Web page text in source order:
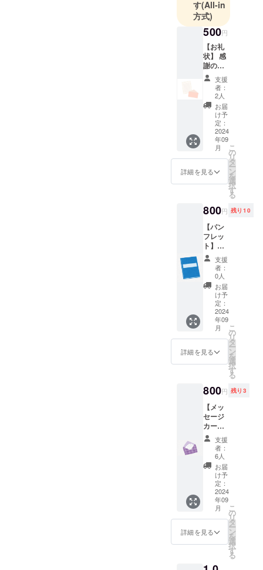
を制作する
など活動を
続け、規制
が緩和され
た昨年から
はコロナ禍
以前と同様
の活動を取
り戻してい
10月には10
周年ライブ
を開催し、
期を超えた
てますます
サークルを
盛り上げて
いきたいと
いう思いを
再確認しま
した。
いよいよ11
年目に突入
し、多くの
新入生を迎
え部員も120
丸となって
サマーライ
ブを、ぜひ
楽しみにし
ていてくだ
さい！
す(All-in
方式)
500円
【お礼
状】 感
謝の気
持ちを
込め
て、プ
ロ
デュー
サーか
らのお
礼の
メッ
セージ
をメー
ルでお
送りし
※この他
のすべ
てのリ
ターン
に、本
リター
ンと同
じお礼
状が付
属しま
す。重
複にご
注意く
ださ
い。 エ
ンディ
ング動
画内の
ロール
にお名
前を記
載して
もよろ
しい方
はエン
ドロー
ルに載
せる名
前を、
記載し
ないで
ほしい
方はそ
の旨
を、備
考欄に
くださ
支援
者：
2人
お届
け予
定：
2024
年09
月
詳細を見る
こ
の
リ
タ
ー
ン
を
選
択
す
る
800円 残り10
【パン
フレッ
ト】
Higo-
Pellaサ
マーラ
イブの
パンフ
レット
です。
このリ
ターン
には
【お礼
状】が
付属し
リター
ンの発
送時に
同梱し
てお届
けいた
しま
す。 エ
ンディ
ング動
画内の
エンド
ロール
にお名
前を記
載して
もよろ
しい方
ドロー
支援
者：
0人
お届
け予
定：
2024
年09
月
詳細を見る
こ
の
リ
タ
ー
ン
を
選
択
す
る
800円 残り3
【メッ
セージ
カー
ド】 先
着限定
リター
ンで
す。 プ
デュー
サーま
たは出
演バン
ドから
の直筆
メッ
カード
支援
者：
6人
お届
け予
定：
2024
年09
月
詳細を見る
こ
の
リ
タ
ー
ン
を
選
択
す
る